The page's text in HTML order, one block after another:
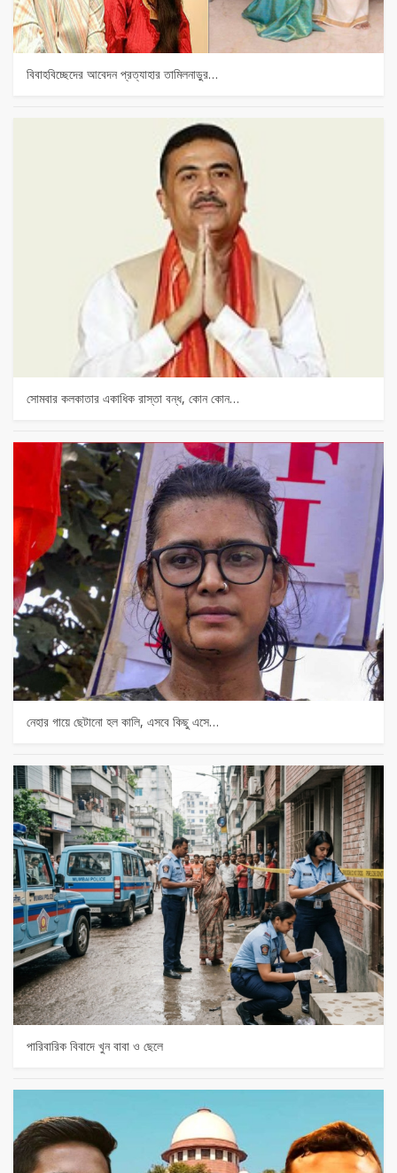
বিবাহবিচ্ছেদের আবেদন প্রত্যাহার তামিলনাড়ুর…
সোমবার কলকাতার একাধিক রাস্তা বন্ধ, কোন কোন…
নেহার গায়ে ছেটানো হল কালি, এসবে কিছু এসে…
পারিবারিক বিবাদে খুন বাবা ও ছেলে